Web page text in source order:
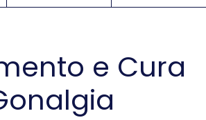
e Cura